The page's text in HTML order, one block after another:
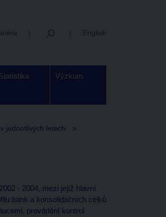
Výzkum
jednotlivých letech
- 2004, mezi jejíž hlavní
bank a konsolidačních celků
provádění kontrol